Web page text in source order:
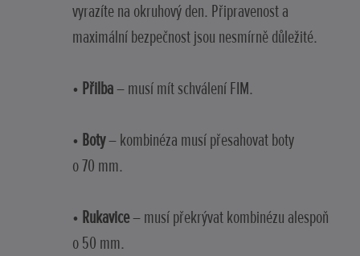
vyrazíte na okruhový den. Připravenost a
maximální bezpečnost jsou nesmírně důležité.
• Přilba– musí mít schválení FIM.
• Boty– kombinéza musí přesahovat boty
o 70 mm.
• Rukavice– musí překrývat kombinézu alespoň
o 50 mm.